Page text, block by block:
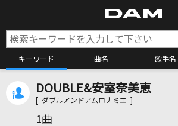
キーワード 曲名 歌手名
カラオケ検索
DOUBLE&安室奈美恵
[ ダブルアンドアムロナミエ ]
1曲